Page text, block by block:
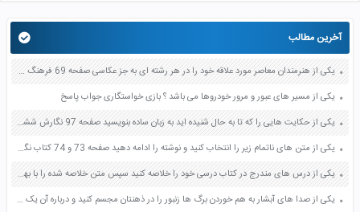
آخرین مطالب
یکی از هنرمندان معاصر مورد علاقه خود را در هر رشته ای به جز عکاسی صفحه 69 فرهنگ و هنر نهم
یکی از مسیر های عبور و مرور خودروها می باشد ؟ بازی خواستگاری جواب پاسخ
یکی از حکایت هایی را که تا به حال شنیده اید به زبان ساده بنویسید صفحه 97 نگارش ششم دبستان
یکی از متن های ناتمام زیر را انتخاب کنید و نوشته را ادامه دهید صفحه 73 و 74 کتاب نگارش فارسی پنجم دبستان
یکی از درس های مندرج در کتاب درسی خود را خلاصه کنید سپس متن خلاصه شده را با بهره گیری از روش های دسته بندی نمودار جدول نقشه مفهومی نشان دهید صفحه 118 نگارش یازدهم
یکی از صدا های آبشار به هم خوردن برگ ها زنبور را در ذهنتان مجسم کنید و درباره آن یک بند بنویسید صفحه 11 نگارش پنجم